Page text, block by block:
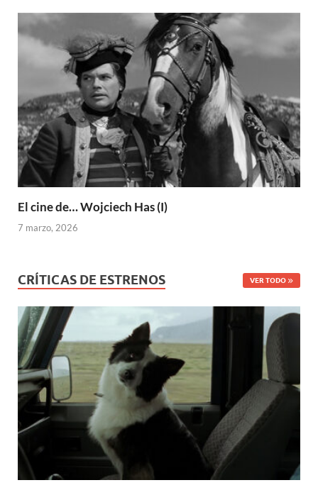
El cine de… Wojciech Has (I)
7 marzo, 2026
CRÍTICAS DE ESTRENOS VER TODO